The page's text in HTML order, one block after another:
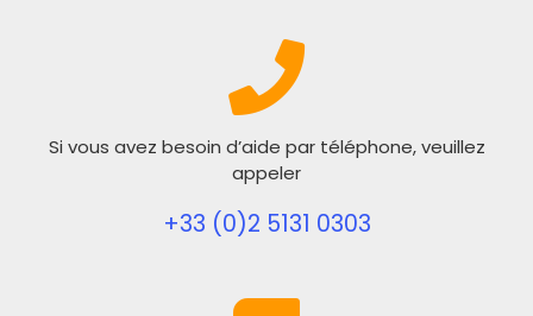
Si vous avez besoin d’aide par téléphone, veuillez
appeler
+33 (0)2 5131 0303